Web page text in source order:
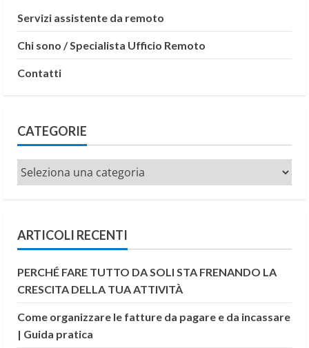
iniziare
(anche
se
vuoi
fare
da
Servizi assistente da remoto
Chi sono / Specialista Ufficio Remoto
Contatti
CATEGORIE
Categorie
ARTICOLI RECENTI
PERCHÉ FARE TUTTO DA SOLI STA FRENANDO LA
CRESCITA DELLA TUA ATTIVITÀ
Come organizzare le fatture da pagare e da incassare
| Guida pratica